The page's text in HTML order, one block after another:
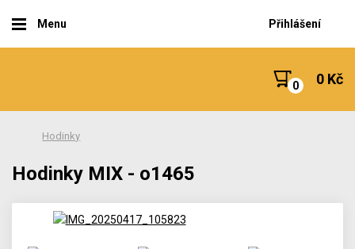
Menu Přihlášení
0 Kč
Hodinky
Hodinky MIX - o1465